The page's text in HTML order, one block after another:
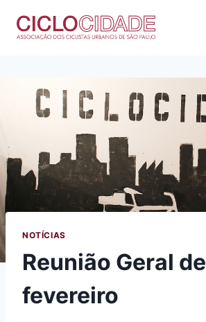
para
NOTÍCIAS
Reunião Geral de
fevereiro